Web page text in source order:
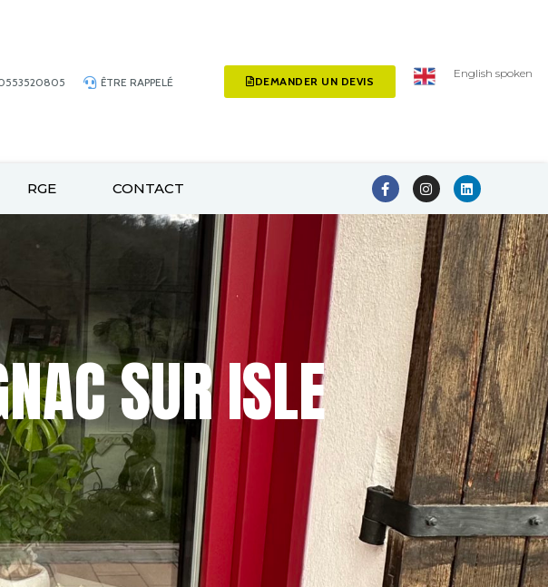
ÊTRE RAPPELÉ DEMANDER UN DEVIS
English spoken
RGE CONTACT
SUR ISLE